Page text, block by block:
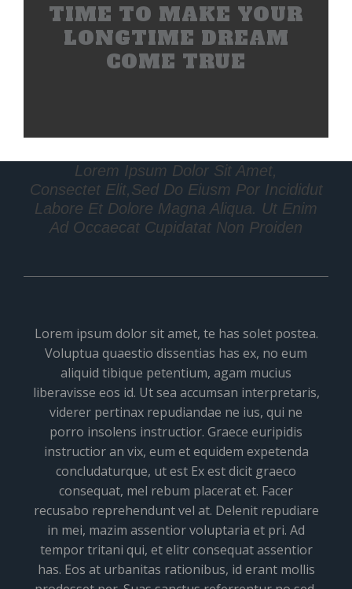
TIME TO MAKE YOUR
LONGTIME DREAM
COME TRUE
Lorem Ipsum Dolor Sit Amet,
Consectet Elit,sed Do Eiusm Por Incididut
Labore Et Dolore Magna Aliqua. Ut Enim
Ad Occaecat Cupidatat Non Proiden
Lorem ipsum dolor sit amet, te has solet postea.
Voluptua quaestio dissentias has ex, no eum
aliquid tibique petentium, agam mucius
liberavisse eos id. Ut sea accumsan interpretaris,
viderer pertinax repudiandae ne ius, qui ne
porro insolens instructior. Graece euripidis
instructior an vix, eum et equidem expetenda
concludaturque, ut est Ex est dicit graeco
consequat, mel rebum placerat et. Facer
recusabo reprehendunt vel at. Delenit repudiare
in mei, mazim assentior voluptaria et pri. Ad
tempor tritani qui, et elitr consequat assentior
has. Eos at urbanitas rationibus, id erant mollis